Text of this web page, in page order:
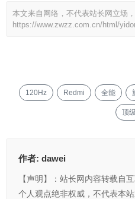
本文来自网络，不代表站长网立场
https://www.zwzz.com.cn/html/
120Hz Redmi 全能
顶级
作者: dawei
【声明】：站长网内容转载自
个人观点绝非权威，不代表本